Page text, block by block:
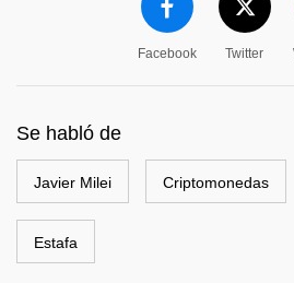
Facebook Twitter
Se habló de
Javier Milei Criptomonedas
Estafa